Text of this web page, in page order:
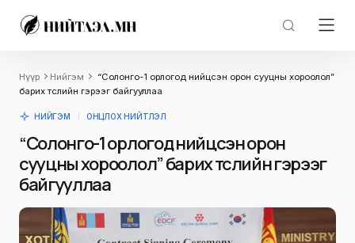
Нүүр Нийгэм
“Солонго-1 орлогод нийцсэн орон сууцны хороолол”
барих төслийн гэрээг байгууллаа
НИЙГЭМ ОНЦЛОХ НИЙТЛЭЛ
“Солонго-1 орлогод нийцсэн орон
сууцны хороолол” барих төслийн гэрээг
байгууллаа